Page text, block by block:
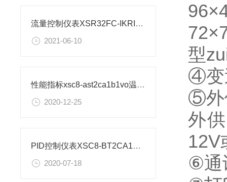
流量控制仪表XSR32FC-IKRIA1B1B1M2V0安装尺寸
2021-06-10
性能指标xsc8-ast2ca1b1vo温度控制仪表
2020-12-25
PID控制仪表XSC8-BT2CA1B1A1V0如何设置
2020-07-18
型
④变
⑤外
外
12V
⑥通